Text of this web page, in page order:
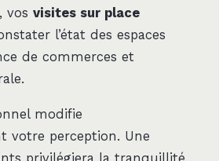
vos visites sur place
l’état des espaces
de commerces et
modifie
votre perception. Une